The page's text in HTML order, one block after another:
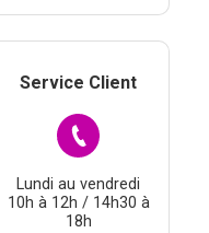
Service Client
Lundi au vendredi
10h à 12h / 14h30 à
18h